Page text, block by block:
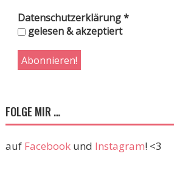
Datenschutzerklärung*
gelesen & akzeptiert
FOLGE MIR …
auf Facebookund Instagram! <3